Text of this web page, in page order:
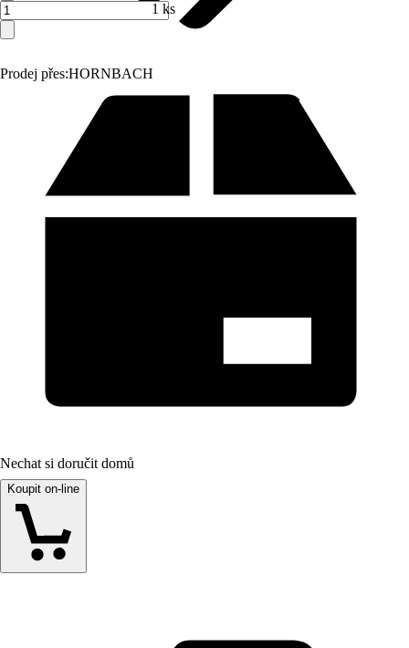
Prodej přes:HORNBACH
1 ks
Nechat si doručit domů
Koupit on-line